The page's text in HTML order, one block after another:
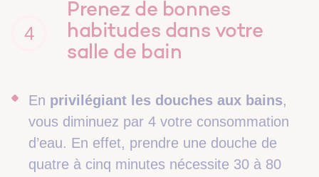
4
Prenez de bonnes
habitudes dans votre
salle de bain
En privilégiant les douches aux bains,
vous diminuez par 4 votre consommation
d’eau. En effet, prendre une douche de
quatre à cinq minutes nécessite 30 à 80